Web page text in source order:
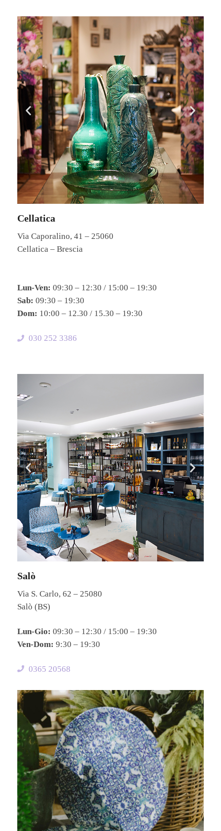
Cellatica
Via Caporalino, 41 – 25060
Cellatica – Brescia
Lun-Ven: 09:30 – 12:30 / 15:00 – 19:30
Sab: 09:30 – 19:30
Dom: 10:00 – 12.30 / 15.30 – 19:30
030 252 3386
Salò
Via S. Carlo, 62 – 25080
Salò (BS)
Lun-Gio: 09:30 – 12:30 / 15:00 – 19:30
Ven-Dom: 9:30 – 19:30
0365 20568